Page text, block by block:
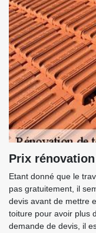
Prix
Etant donné que le
pas gratuitement, il
devis avant de mettre
toiture pour avoir plus
demande de devis, il